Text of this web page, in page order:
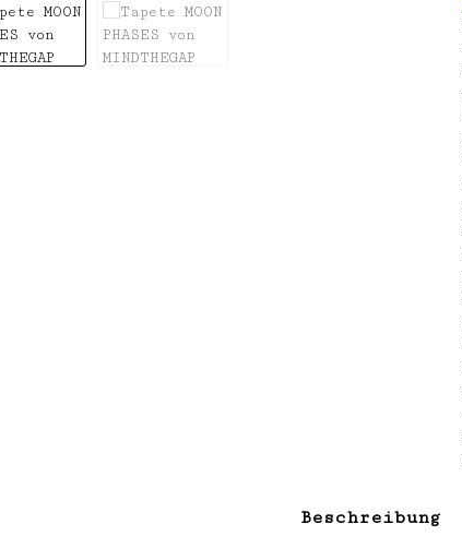
Beschreibung